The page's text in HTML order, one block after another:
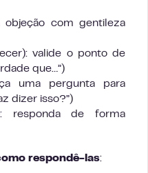
objeção com gentileza
valide o ponto de
que…”)
uma pergunta para
dizer isso?”)
responda de forma
respondê-las: